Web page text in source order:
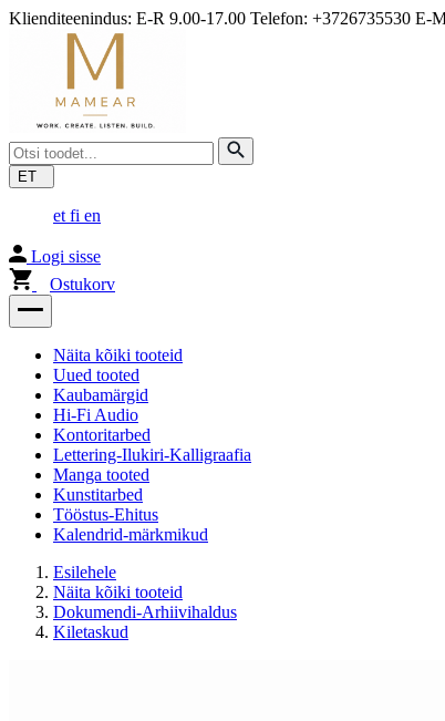
Klienditeenindus: E-R 9.00-17.00 Telefon: +3726735530 E-
ET
et fi en
Logi sisse
Ostukorv
Näita kõiki tooteid
Uued tooted
Kaubamärgid
Hi-Fi Audio
Kontoritarbed
Lettering-Ilukiri-Kalligraafia
Manga tooted
Kunstitarbed
Tööstus-Ehitus
Kalendrid-märkmikud
Esilehele
Näita kõiki tooteid
Dokumendi-Arhiivihaldus
Kiletaskud